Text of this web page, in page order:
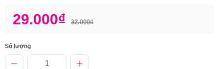
29.000₫ 32.000₫
Số lượng